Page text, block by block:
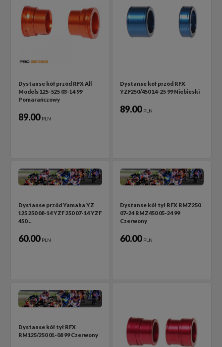
Dystanse kół przód RFX All
Models 125-525 03-14 99
Pomarańczowy
89.00 PLN
Dystanse kół przód RFX
YZF250/450 14-25 99 Niebieski
89.00 PLN
Dystanse przód Yamaha YZ
125 250 08-14 YZF 250 07-14 YZF
450…
60.00 PLN
Dystanse kół tył RFX RMZ250
07-24 RMZ450 05-24 99
Czerwony
60.00 PLN
Dystanse kół tył RFX
RM125/250 01-08 99 Czerwony